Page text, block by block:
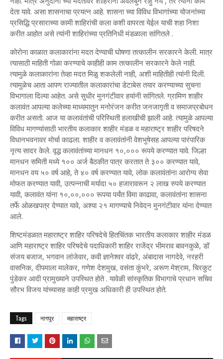
देता यावे. असा शासनाचा प्रयत्न आहे. शासना च्या विविध विभागांच्या योजनांच्या
प्रसिद्धि प्रसाराच्या कामी शाहिरांची कला कशी वापरता येईल याची शहा निशा
करीत आहोत असे त्यांनी शाहिरांच्या प्रतिनिधी मंडळाला सांगितले .
कोरोना काळात कलाकारांना मदत देण्याची घोषणा तत्कालीन सरकारने केली. मात्र
त्यासाठी माहिती गोळा करण्याचे काहीही काम तत्कालीन सरकारने केले नाही.
त्यामुळे कलाकारांना तेव्हा मदत मिळु शकलेली नाही, अशी माहितीही त्यांनी दिली.
त्यामुळेच आता आपण राज्यातील कलाकारांचा डेटाबेस तयार करण्याच्या सुचना
विभागाला दिल्या आहेत. असे सुधीर मुनगंटीवार हयांनी सांगितले. ग्रामिण शाहीर
कलावंत आपल्या कलेच्या माध्यमातुन मनोरंजन करीत जनजागृती व समाजप्रबोधन
करीत असतो. आज या कलावंतांची परिस्थिती हलाखीची झाली आहे. त्यामुळे आपल्या
विविध मागण्यांसाठी भारतीय कलाकार शाहीर मंडळ व महाराष्ट्र शाहीर परिषदने
विधानभवनावर मोर्चा काढला. शाहीर व कलावंतांनी वेशभुषेसह आपल्या पारंपारिक
नृत्य सादर केले. वृद्ध कलावंतांच्या मानधन १०,००० रूपये करण्यात यावे. जिल्हा
मानधन समिती मध्ये १०० अर्ज बैठकीत पात्र करतात ते ३०० करण्यात यावे,
मानधन वय ५० वर्ष आहे, ते ४० वर्ष करण्यात यावे, लोक कलावंतांना आरोग्य सेवा
मोफत करण्यात यावी, उत्पन्नाची मर्यादा ५० हजारावरून २ लाख रुपये करण्यात
यावी, कलावंत यांना १०,००,००० रूपया पर्यंत विमा काढावा, कलावंतांना शासना
तर्फे ओळखपत्र देण्यात यावे, अश्या २१ मागण्याचे निवेदन मुनगंटीवार यांना देण्यात
आले.
शिष्टमंडळात महाराष्ट्र शाहिर परिषदेचे हितचिंतक भारतीय कलाकार शाहीर मंडळ
आणि महाराष्ट्र शाहिर परिषदेचे पदाधिकारी शाहिर राजेंद्र भीमराव बावनकुळे, डॉ
संजय बजाज, भगवान लांजेवार, कवी ज्ञानेश्वर वांढरे, अंबादास नागदेवे, नरहरी
वासनिक, दीपमाला मालेकर, गणेश देशमुख, वसंता कुंभरे, अरूण मेश्राम, चिरकुट
पुंडेकर आदी प्रामुख्याने उपस्थित होते . यावेळी सांस्कृतिक विभागाचे प्रधान सचिव
सौरभ विजय यांच्यासह काही प्रमुख अधिकारी ही उपस्थित होते.
Tags नागपूर महाराष्ट्र